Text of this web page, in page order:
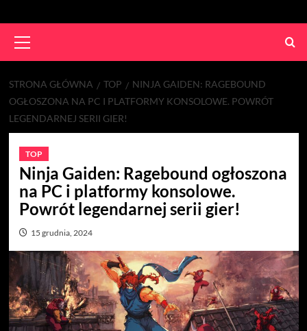
Menu
STRONA GŁÓWNA TOP
NINJA GAIDEN: RAGEBOUND
OGŁOSZONA NA PC I PLATFORMY KONSOLOWE. POWRÓT
LEGENDARNEJ SERII GIER!
TOP
Ninja Gaiden: Ragebound ogłoszona
na PC i platformy konsolowe.
Powrót legendarnej serii gier!
15 grudnia, 2024